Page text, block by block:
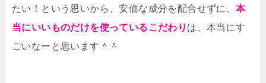
たい！という思いから、安価な成分を配合せずに、本
当にいいものだけを使っているこだわり は、本当にす
ごいなーと思います＾＾